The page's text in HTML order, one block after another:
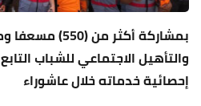
بمشاركة أكثر
والتأهيل الاجتماعي للشباب
إحصائية خدماته خلال عاشوراء